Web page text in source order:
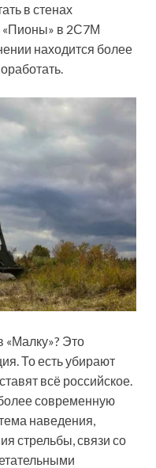
в стенах
«Пионы» в 2С7М
находится более
«Малку»? Это
То есть убирают
всё российское.
современную
наведения,
стрельбы, связи со